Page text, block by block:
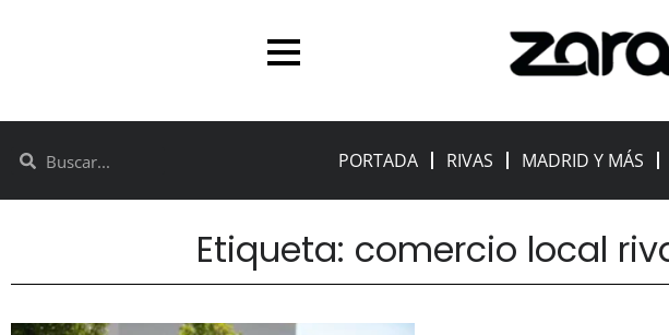
PORTADA RIVAS MADRID Y MÁS
Etiqueta: comercio local